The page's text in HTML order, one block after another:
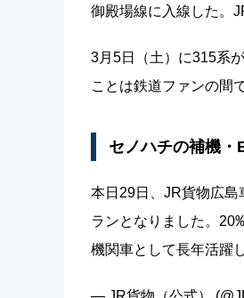
御殿場線に入線した。
3月5日（土）に315系
ことは鉄道ファンの間
セノハチの補機・
本日29日、JR貨物広島
ランとなりました。
機関車として長年活躍